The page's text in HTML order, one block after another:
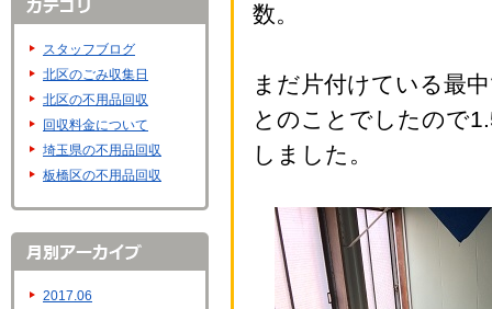
数。
まだ片付けている最
とのことでしたので
しました。
スタッフブログ
北区のごみ収集日
北区の不用品回収
回収料金について
埼玉県の不用品回収
板橋区の不用品回収
2017.06